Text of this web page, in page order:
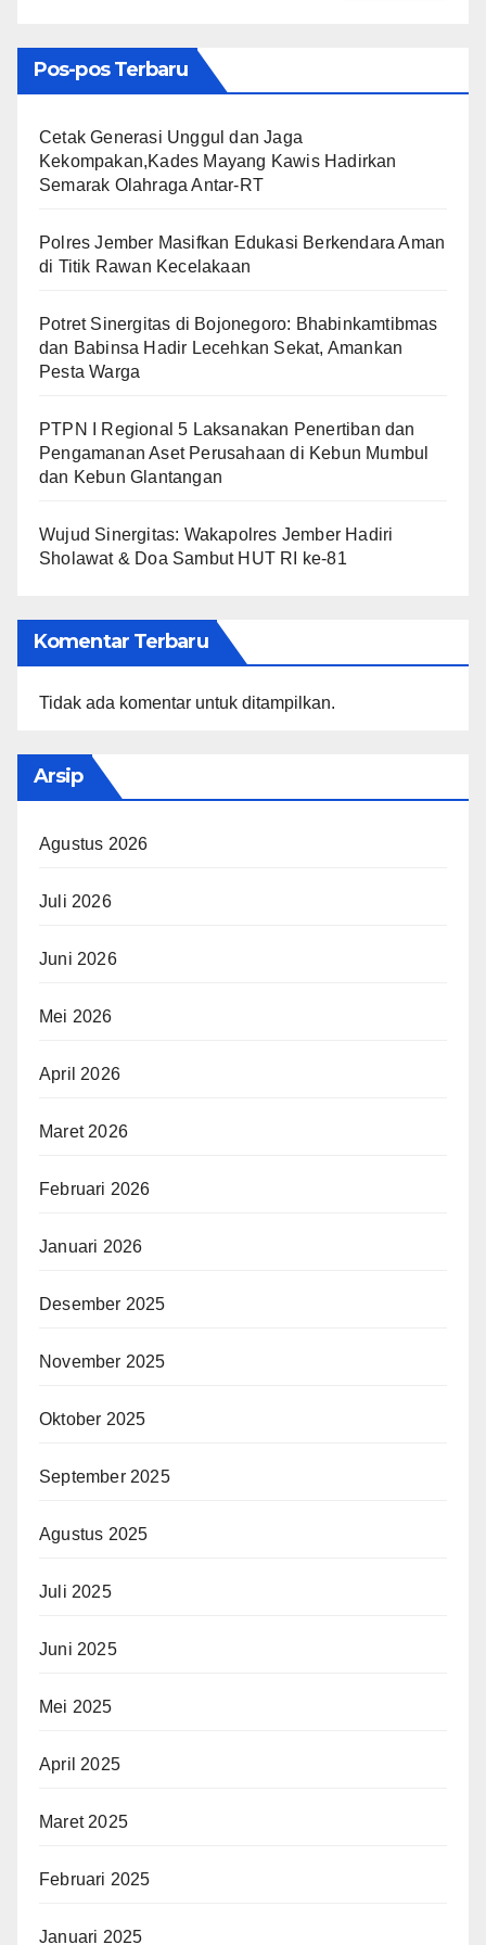
Pos-pos Terbaru
Cetak Generasi Unggul dan Jaga
Kekompakan,Kades Mayang Kawis Hadirkan
Semarak Olahraga Antar-RT
Polres Jember Masifkan Edukasi Berkendara Aman
di Titik Rawan Kecelakaan
​Potret Sinergitas di Bojonegoro: Bhabinkamtibmas
dan Babinsa Hadir Lecehkan Sekat, Amankan
Pesta Warga
PTPN I Regional 5 Laksanakan Penertiban dan
Pengamanan Aset Perusahaan di Kebun Mumbul
dan Kebun Glantangan
Wujud Sinergitas: Wakapolres Jember Hadiri
Sholawat & Doa Sambut HUT RI ke-81
Komentar Terbaru
Tidak ada komentar untuk ditampilkan.
Arsip
Agustus 2026
Juli 2026
Juni 2026
Mei 2026
April 2026
Maret 2026
Februari 2026
Januari 2026
Desember 2025
November 2025
Oktober 2025
September 2025
Agustus 2025
Juli 2025
Juni 2025
Mei 2025
April 2025
Maret 2025
Februari 2025
Januari 2025